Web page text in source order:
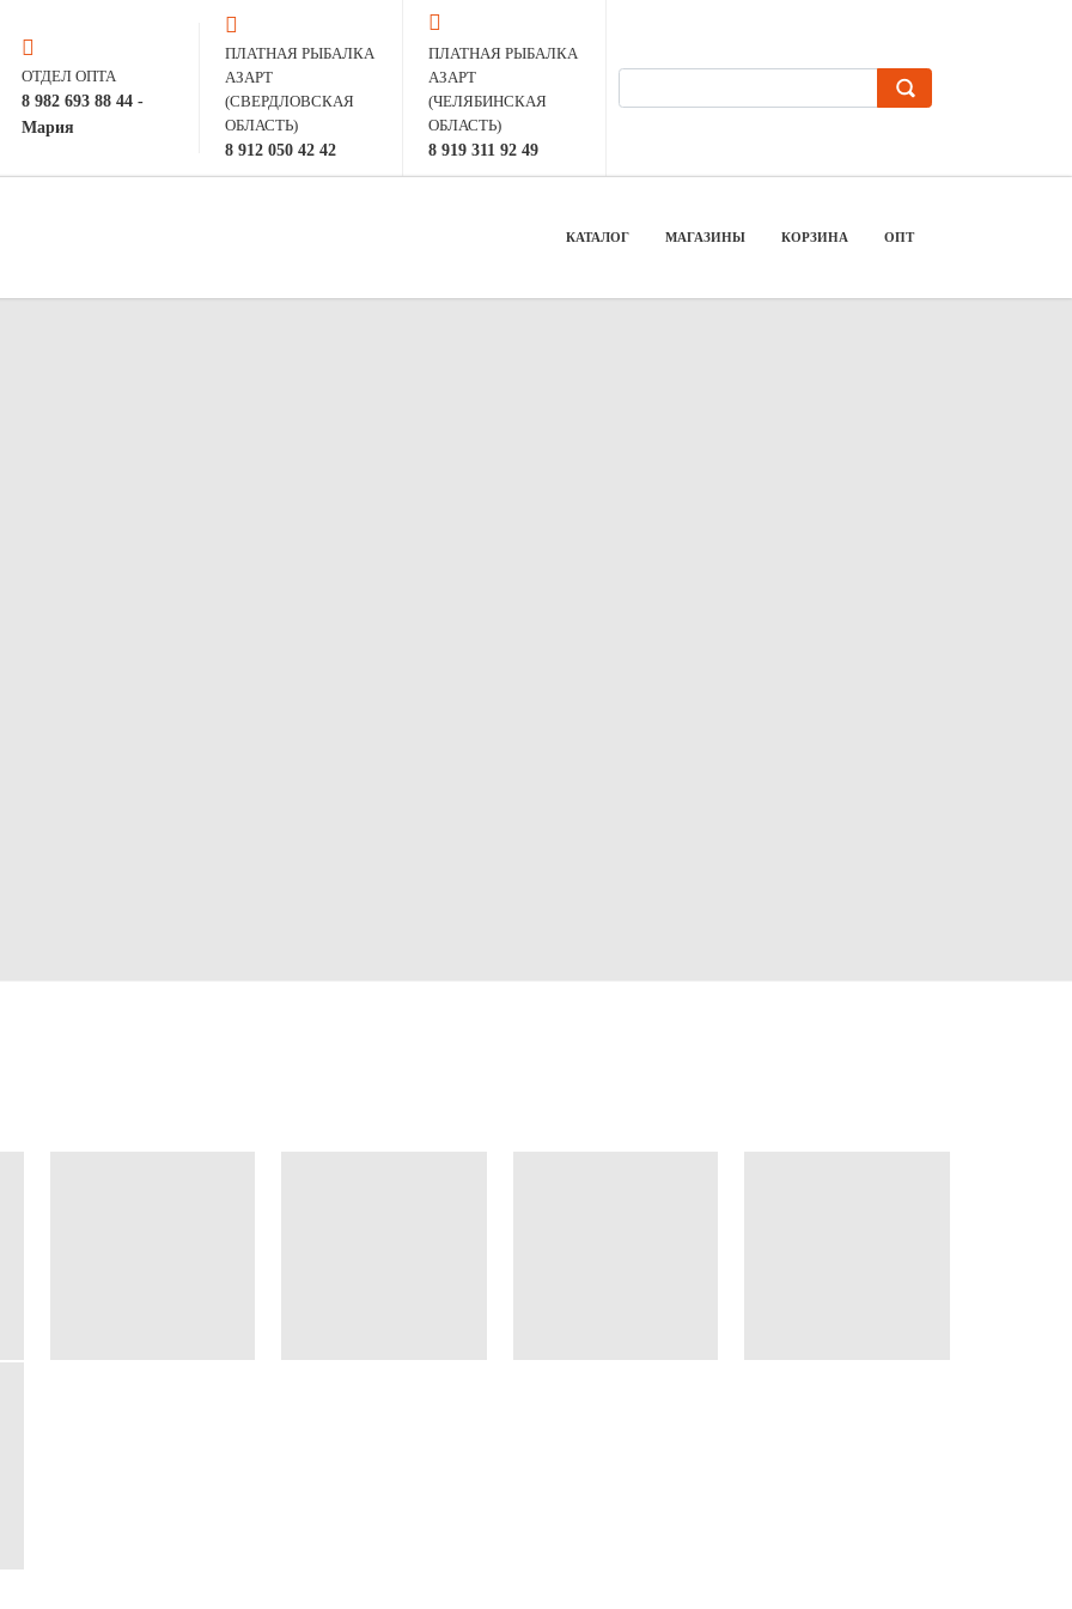
ОТДЕЛ ОПТА
8 982 693 88 44 -
Мария
ПЛАТНАЯ РЫБАЛКА
АЗАРТ
(СВЕРДЛОВСКАЯ
ОБЛАСТЬ)
8 912 050 42 42
ПЛАТНАЯ РЫБАЛКА
АЗАРТ
(ЧЕЛЯБИНСКАЯ
ОБЛАСТЬ)
8 919 311 92 49
КАТАЛОГ МАГАЗИНЫ КОРЗИНА ОПТ